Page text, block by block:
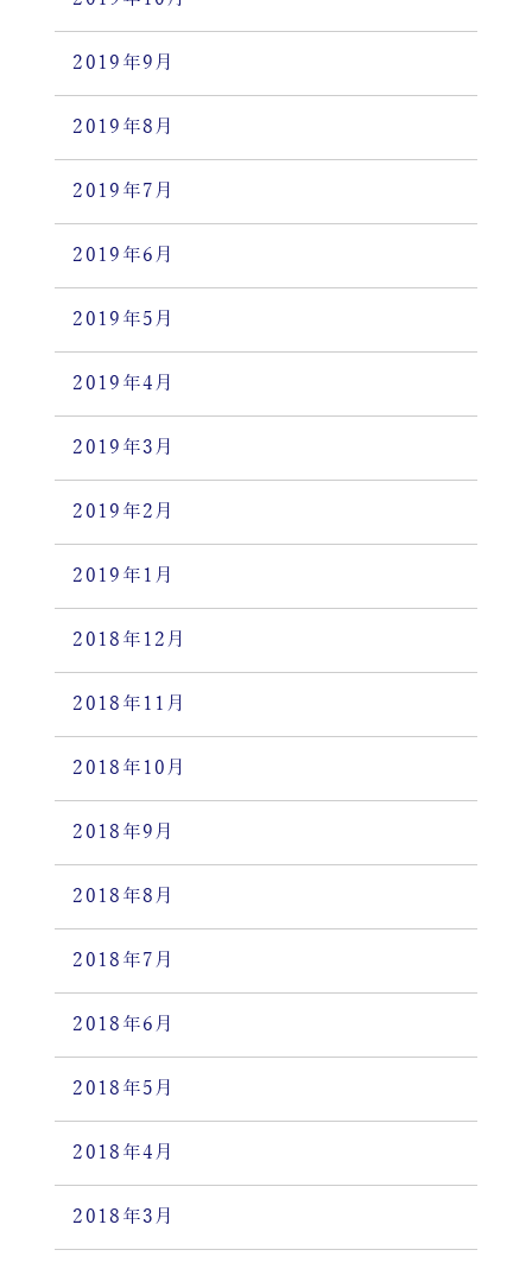
2019年9月
2019年8月
2019年7月
2019年6月
2019年5月
2019年4月
2019年3月
2019年2月
2019年1月
2018年12月
2018年11月
2018年10月
2018年9月
2018年8月
2018年7月
2018年6月
2018年5月
2018年4月
2018年3月